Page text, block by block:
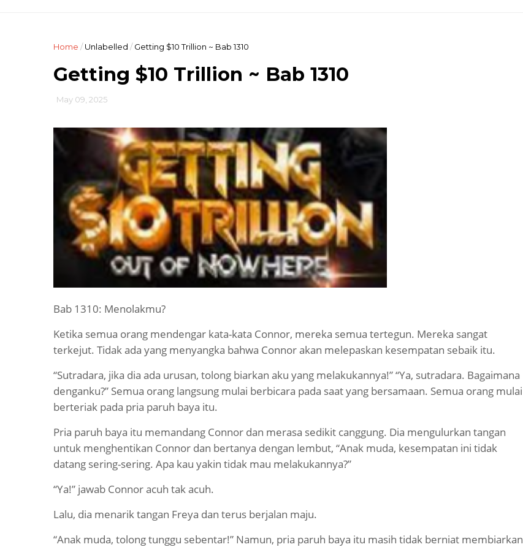
Home /Unlabelled / Getting $10 Trillion ~ Bab 1310
Getting $10 Trillion ~ Bab 1310
May 09, 2025
Bab 1310: Menolakmu?
Ketika semua orang mendengar kata-kata Connor, mereka semua tertegun. Mereka sangat
terkejut. Tidak ada yang menyangka bahwa Connor akan melepaskan kesempatan sebaik itu.
“Sutradara, jika dia ada urusan, tolong biarkan aku yang melakukannya!” “Ya, sutradara. Bagaimana
denganku?” Semua orang langsung mulai berbicara pada saat yang bersamaan. Semua orang mulai
berteriak pada pria paruh baya itu.
Pria paruh baya itu memandang Connor dan merasa sedikit canggung. Dia mengulurkan tangan
untuk menghentikan Connor dan bertanya dengan lembut, “Anak muda, kesempatan ini tidak
datang sering-sering. Apa kau yakin tidak mau melakukannya?”
“Ya!” jawab Connor acuh tak acuh.
Lalu, dia menarik tangan Freya dan terus berjalan maju.
“Anak muda, tolong tunggu sebentar!” Namun, pria paruh baya itu masih tidak berniat membiarkan